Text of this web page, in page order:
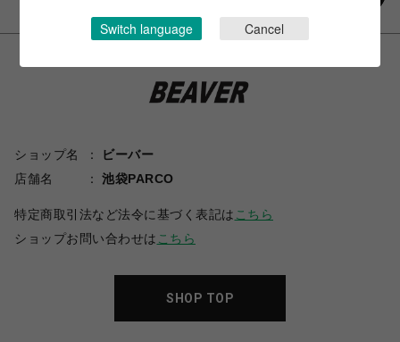
ショップ名
ビーバー
店舗名
池袋PARCO
特定商取引法など法令に基づく表記は こちら
ショップお問い合わせは こちら
SHOP TOP
Switch language Cancel